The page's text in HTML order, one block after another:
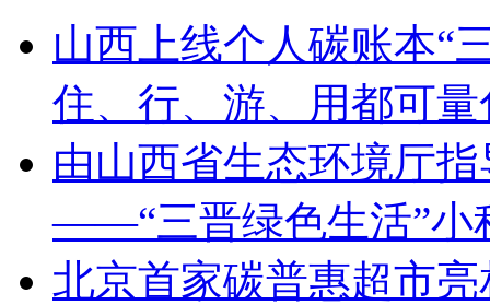
山西上线个人碳账本“
住、行、游、用都可
由山西省生态环境厅
——“三晋绿色生活”小
北京首家碳普惠超市